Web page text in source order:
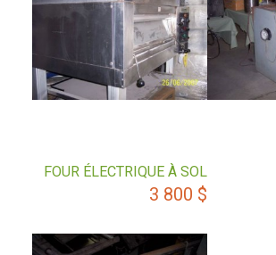
FOUR ÉLECTRIQUE À SOL
3 800 $